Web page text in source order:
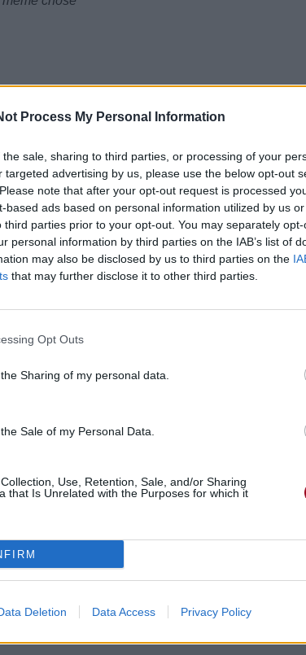
Process My Personal Information
sale, sharing to third parties, or processing of your
targeted advertising by us, please use the below opt-out
note that after your opt-out request is processed
based ads based on personal information utilized by us
third parties prior to your opt-out. You may separately
personal information by third parties on the IAB’s list of
may also be disclosed by us to third parties on the
that may further disclose it to other third parties.
Opt Outs
Sharing of my personal data.
Sale of my Personal Data.
Use, Retention, Sale, and/or Sharing
that Is Unrelated with the Purposes for which it
Deletion Data Access Privacy Policy
oh)
chose